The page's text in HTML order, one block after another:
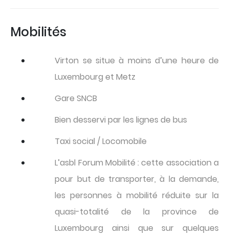
Mobilités
Virton se situe à moins d’une heure de
Luxembourg et Metz
Gare SNCB
Bien desservi par les lignes de bus
Taxi social / Locomobile
L’asbl Forum Mobilité : cette association a
pour but de transporter, à la demande,
les personnes à mobilité réduite sur la
quasi-totalité de la province de
Luxembourg ainsi que sur quelques